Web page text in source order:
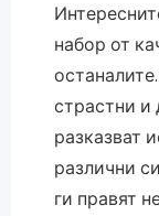
набор от
страстни и
разказват
различни
ги правят